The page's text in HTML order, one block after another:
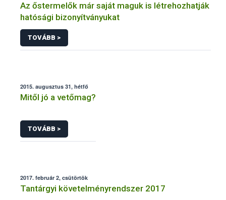
Az őstermelők már saját maguk is létrehozhatják
hatósági bizonyítványukat
TOVÁBB >
2015. augusztus 31, hétfő
Mitől jó a vetőmag?
TOVÁBB >
2017. február 2, csütörtök
Tantárgyi követelményrendszer 2017